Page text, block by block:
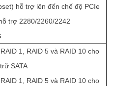
hỗ trợ lên đến chế độ PCIe
trợ 2280/2260/2242
1, RAID 5 và RAID 10 cho
SATA
1, RAID 5 và RAID 10 cho